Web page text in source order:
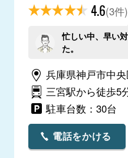
4.6(3件)
忙しい中、早い
た。
兵庫県神戸市中
三宮駅から徒歩5
駐車台数：30台
電話をかける